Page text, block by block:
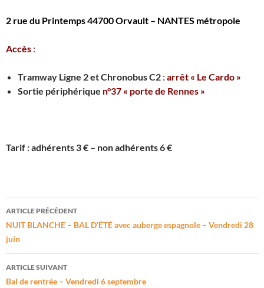
2 rue du Printemps 44700 Orvault – NANTES métropole
Accès :
Tramway Ligne 2 et Chronobus C2 : arrêt « Le Cardo »
Sortie périphérique n°37 « porte de Rennes »
Tarif : adhérents 3 € – non adhérents 6 €
Navigation
des
articles
ARTICLE PRÉCÉDENT
NUIT BLANCHE – BAL D’ÉTÉ avec auberge espagnole – Vendredi 28
juin
ARTICLE SUIVANT
Bal de rentrée – Vendredi 6 septembre